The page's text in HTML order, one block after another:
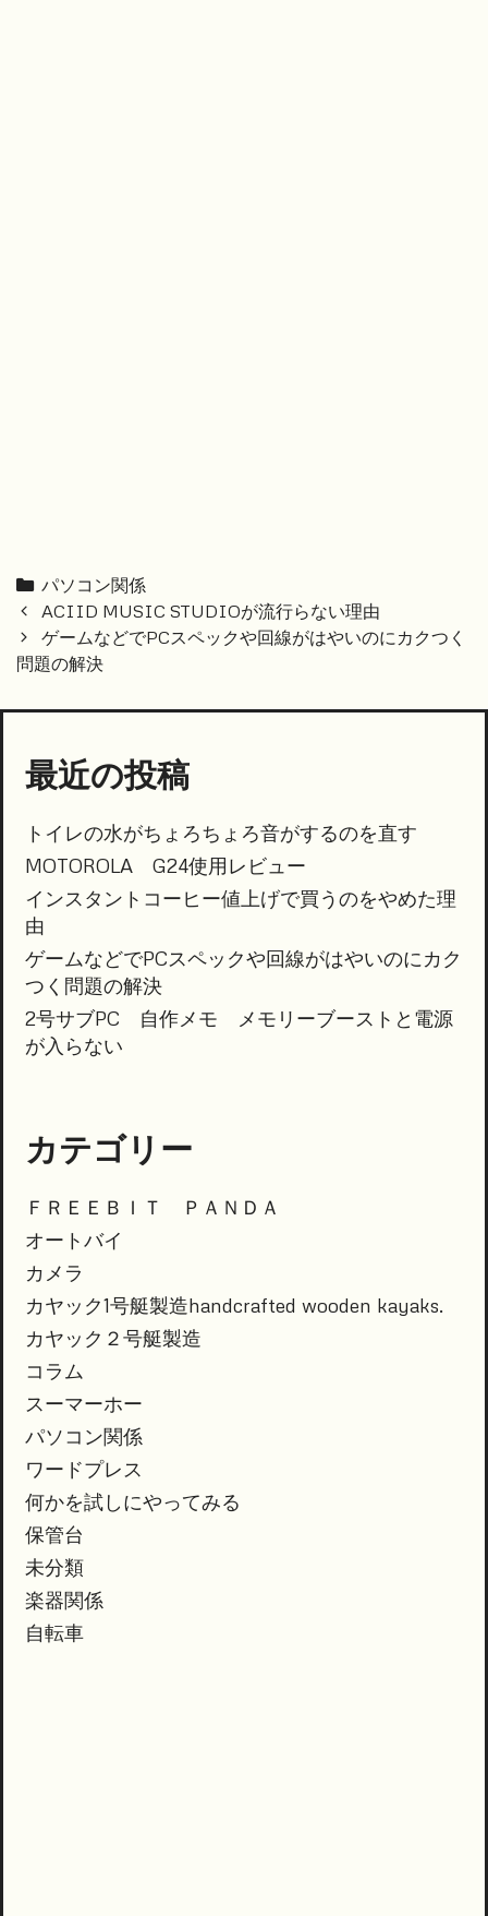
Categories
パソコン関係
Post
navigation
ACIID MUSIC STUDIOが流行らない理由
ゲームなどでPCスペックや回線がはやいのにカクつく
問題の解決
最近の投稿
トイレの水がちょろちょろ音がするのを直す
MOTOROLA G24使用レビュー
インスタントコーヒー値上げで買うのをやめた理
由
ゲームなどでPCスペックや回線がはやいのにカク
つく問題の解決
2号サブPC 自作メモ メモリーブーストと電源
が入らない
カテゴリー
ＦＲＥＥＢＩＴ ＰＡＮＤＡ
オートバイ
カメラ
カヤック1号艇製造handcrafted wooden kayaks.
カヤック２号艇製造
コラム
スーマーホー
パソコン関係
ワードプレス
何かを試しにやってみる
保管台
未分類
楽器関係
自転車